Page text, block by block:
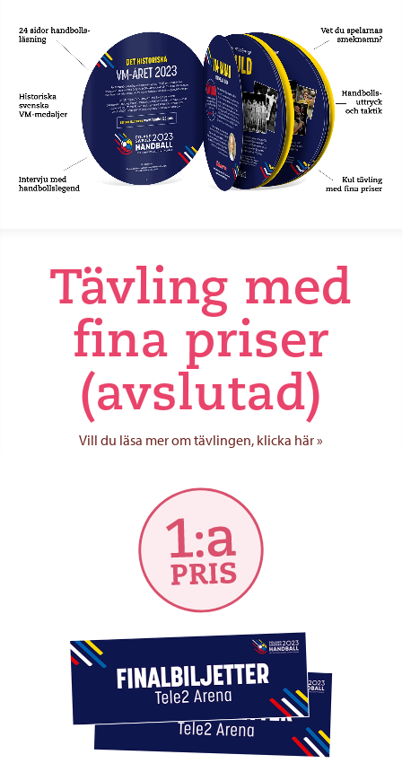
Tävling med
fina priser
(avslutad)
Vill du läsa mer om tävlingen, klicka här »